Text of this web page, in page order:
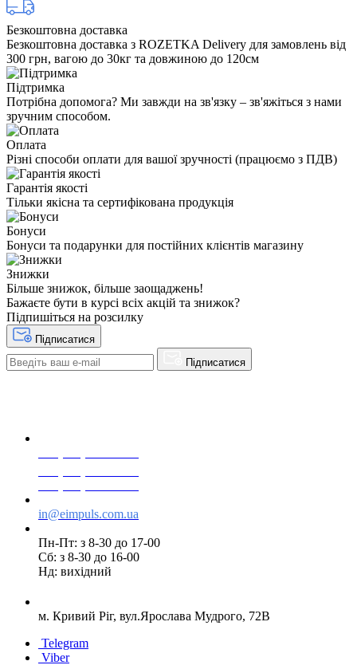
Безкоштовна доставка
Безкоштовна доставка з ROZETKA Delivery для замовлень від
300 грн, вагою до 30кг та довжиною до 120см
Підтримка
Потрібна допомога? Ми завжди на зв'язку – зв'яжіться з нами
зручним способом.
Оплата
Різні способи оплати для вашої зручності (працюємо з ПДВ)
Гарантія якості
Тільки якісна та сертифікована продукція
Бонуси
Бонуси та подарунки для постійних клієнтів магазину
Знижки
Більше знижок, більше заощаджень!
Бажаєте бути в курсі всіх акцій та знижок?
Підпишіться на розсилку
Підписатися
Підписатися
in@eimpuls.com.ua
Пн-Пт: з 8-30 до 17-00
Сб: з 8-30 до 16-00
Нд: вихідний
м. Кривий Ріг, вул.Ярослава Мудрого, 72В
Telegram
Viber